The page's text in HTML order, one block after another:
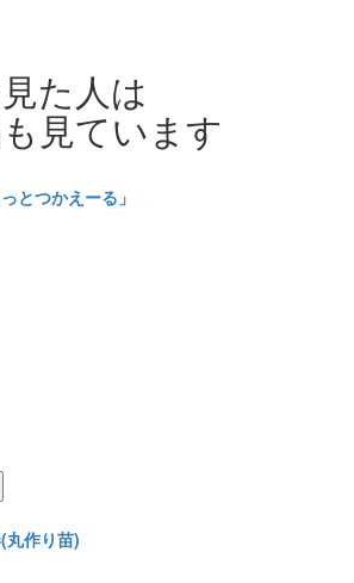
た人は
見ています
とつかえーる」
丸作り苗)